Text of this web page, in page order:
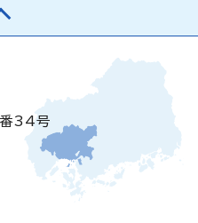
番34号